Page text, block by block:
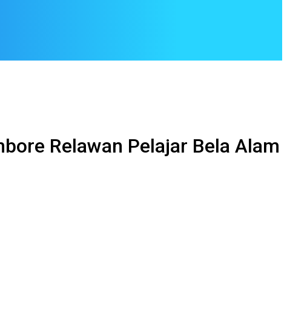
Relawan Pelajar Bela Alam